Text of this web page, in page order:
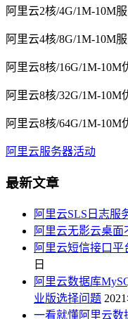
阿里云2核/4G/1M-10M
阿里云4核/8G/1M-10M
阿里云8核/16G/1M-10M
阿里云8核/32G/1M-10M
阿里云8核/64G/1M-10M
阿里云服务器活动
最新文章
阿里云SLS日志服
阿里云无影云桌
阿里云短信接口平
日
阿里云数据库
业版选择问题
一看就懂阿里云数